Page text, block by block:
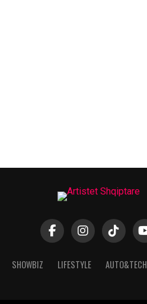
SHOWBIZ LIFESTYLE AUTO&TECH